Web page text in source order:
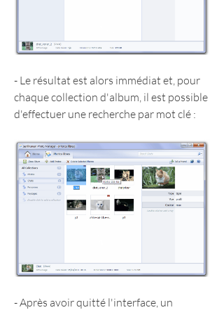
- Le résultat est alors immédiat et, pour
chaque collection d'album, il est possible
d'effectuer une recherche par mot clé :
- Après avoir quitté l'interface, un